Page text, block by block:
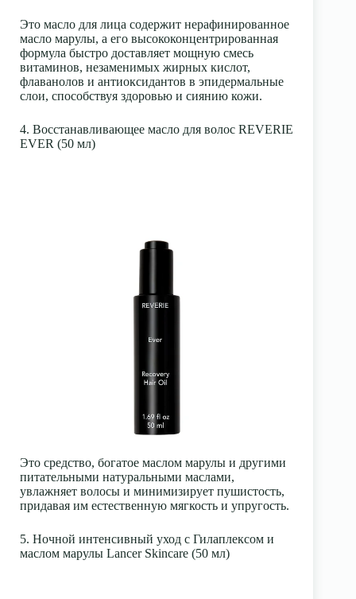
Это масло для лица содержит нерафинированное
масло марулы, а его высококонцентрированная
формула быстро доставляет мощную смесь
витаминов, незаменимых жирных кислот,
флаванолов и антиоксидантов в эпидермальные
слои, способствуя здоровью и сиянию кожи.
4. Восстанавливающее масло для волос REVERIE
EVER (50 мл)
Это средство, богатое маслом марулы и другими
питательными натуральными маслами,
увлажняет волосы и минимизирует пушистость,
придавая им естественную мягкость и упругость.
5. Ночной интенсивный уход с Гилаплексом и
маслом марулы Lancer Skincare (50 мл)